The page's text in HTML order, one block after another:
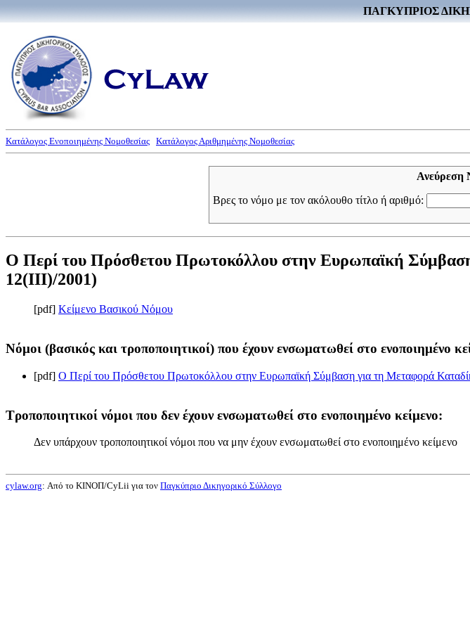
ΠΑΓΚΥΠΡΙΟΣ
Κατάλογος Ενοποιημένης Νομοθεσίας Κατάλογος Αριθμημένης Νομοθεσίας
Ανεύρεση
Βρες το νόμο με τον ακόλουθο τίτλο ή αριθμό:
Ο Περί του Πρόσθετου Πρωτοκόλλου στην Ευρωπαϊκή
12(III)/2001)
[pdf] Κείμενο Βασικού Νόμου
Νόμοι (βασικός και τροποποιητικοί) που έχουν ενσωματωθεί στο ενοποιημένο
[pdf] Ο Περί του Πρόσθετου Πρωτοκόλλου στην Ευρωπαϊκή Σύμβαση για τη Μεταφορά
Τροποποιητικοί νόμοι που δεν έχουν ενσωματωθεί στο ενοποιημένο κείμενο:
Δεν υπάρχουν τροποποιητικοί νόμοι που να μην έχουν ενσωματωθεί στο ενοποιημένο κείμενο
cylaw.org: Από το ΚΙΝOΠ/CyLii για τον Παγκύπριο Δικηγορικό Σύλλογο